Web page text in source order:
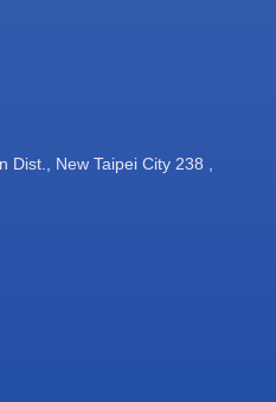
New Taipei City 238 ,